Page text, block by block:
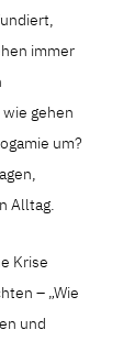
immer
gehen
um?
Alltag.
Krise
– „Wie
und